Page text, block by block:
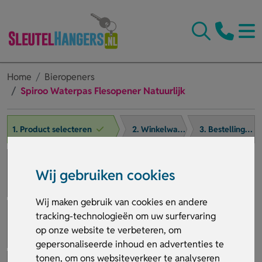
Wij gebruiken cookies
Wij maken gebruik van cookies en andere
tracking-technologieën om uw surfervaring
op onze website te verbeteren, om
gepersonaliseerde inhoud en advertenties te
tonen, om ons websiteverkeer te analyseren
Home
Bieropeners
Spiroo Waterpas Flesopener Natuurlijk
1. Product selecteren 2. Winkelwagen 3. Bestelling afronden